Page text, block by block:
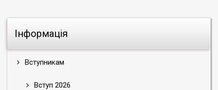
Інформація
Вступникам
Вступ 2026